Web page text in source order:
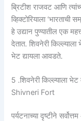
ब्रिटीश राजवट आणि
व्हिक्टोरियाला ‘भारताची
हे उद्यान पुण्यातील एक
देतात. शिवनेरी किल्ल्याला
भेट द्यायला आवडते.
5 .शिवनेरी किल्ल्याला
Shivneri Fort
पर्यटनाच्या दृष्टीने